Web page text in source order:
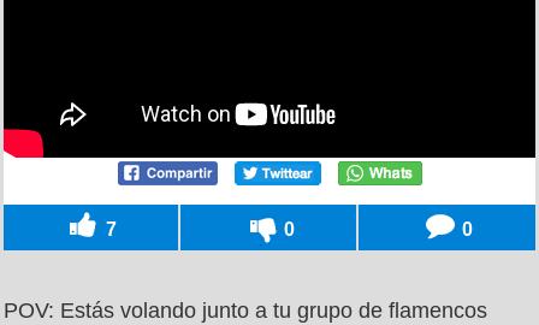
7 0 0
POV: Estás volando junto a tu grupo de flamencos